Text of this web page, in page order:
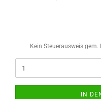
Kein Steuerausweis gem.
IN